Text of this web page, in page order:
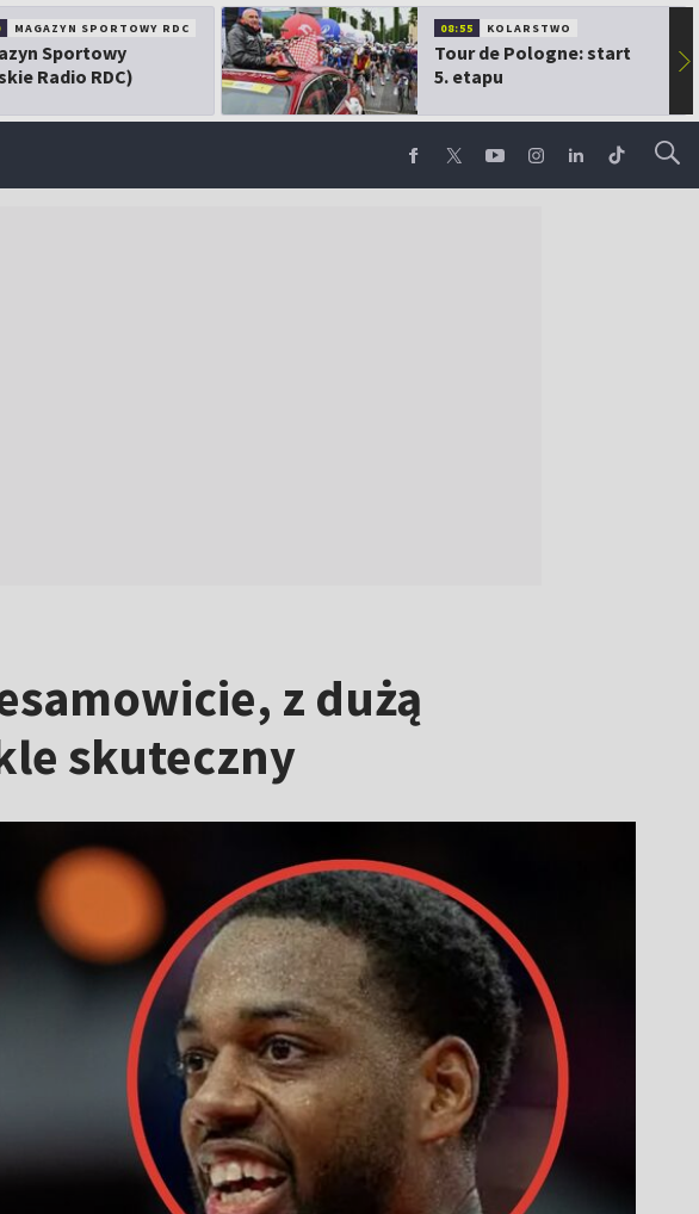
MAGAZYN SPORTOWY RDC
Sportowy
Radio RDC)
08:55 KOLARSTWO
Tour de Pologne: start
5. etapu
▶
z dużą
skuteczny